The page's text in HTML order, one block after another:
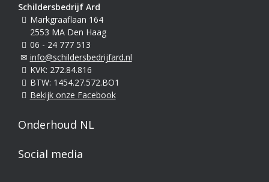
Schildersbedrijf Ard
Markgraaflaan 164
2553 MA Den Haag
06 - 24 777 513
info@schildersbedrijfard.nl
KVK: 272.84.816
BTW: 1454.27.572.BO1
Bekijk onze Facebook
Onderhoud NL
Social media